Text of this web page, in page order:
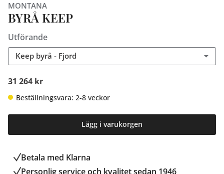
MONTANA
BYRÅ KEEP
Utförande
Keep byrå - Fjord
31 264 kr
Beställningsvara: 2-8 veckor
Lägg i varukorgen
Betala med Klarna
Personlig service och kvalitet sedan 1946